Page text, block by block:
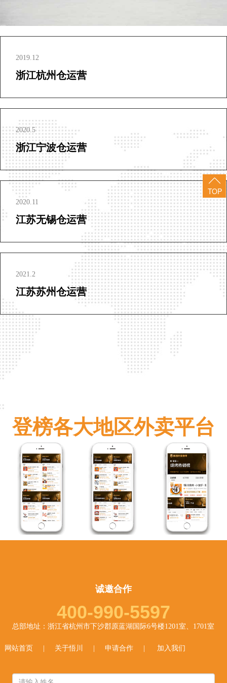
2019.12
浙江杭州仓运营
2020.5
浙江宁波仓运营
2020.11
江苏无锡仓运营
2021.2
江苏苏州仓运营
登榜各大地区外卖平台
诚邀合作
400-990-5597
总部地址：浙江省杭州市下沙郡原蓝湖国际6号楼1201室、1701室
网站首页 关于悟川 申请合作| 加入我们
TOP